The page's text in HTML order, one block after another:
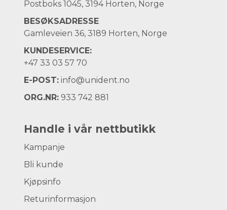
Postboks 1045, 3194 Horten, Norge
BESØKSADRESSE
Gamleveien 36, 3189 Horten, Norge
KUNDESERVICE:
+4733 03 57 70
E-POST: info@unident.no
ORG.NR: 933 742 881
Handle i vår nettbutikk
Kampanje
Bli kunde
Kjøpsinfo
Returinformasjon